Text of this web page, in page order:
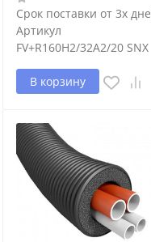
Срок поставки от 3х
Артикул
FV+R160H2/32A2/20 SNX
В корзину